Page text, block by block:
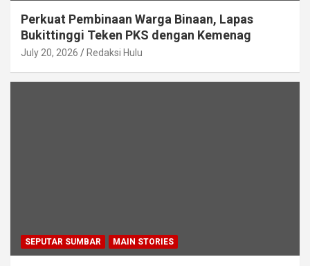
Perkuat Pembinaan Warga Binaan, Lapas
Bukittinggi Teken PKS dengan Kemenag
July 20, 2026 Redaksi Hulu
SEPUTAR SUMBAR MAIN STORIES